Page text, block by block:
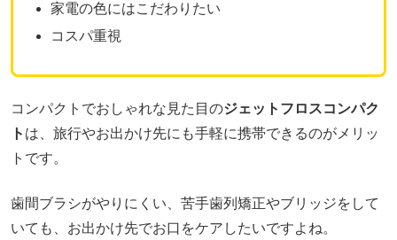
家電の色にはこだわりたい
コスパ重視
コンパクトでおしゃれな見た目のジェットフロスコンパク
ト は、旅行やお出かけ先にも手軽に携帯できるのがメリッ
トです。
歯間ブラシがやりにくい、苦手歯列矯正やブリッジをして
いても、お出かけ先でお口をケアしたいですよね。